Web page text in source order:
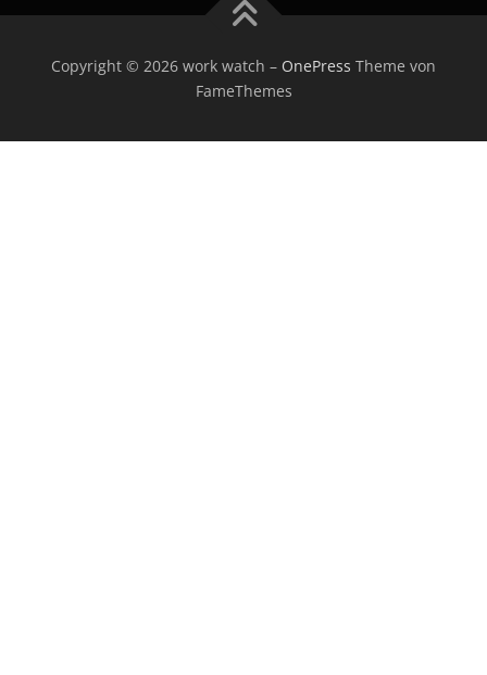
Copyright © 2026 work watch – OnePress Theme von
FameThemes